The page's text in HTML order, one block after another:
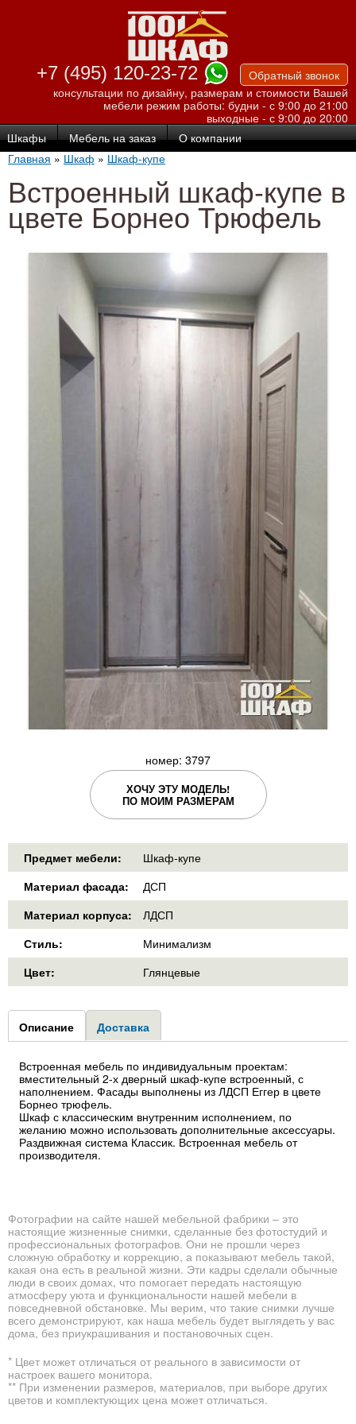
Перейти к
основному
содержанию
+7 (495) 120-23-72
Обратный звонок
консультации по дизайну, размерам и стоимости Вашей
мебели режим работы: будни - с 9:00 до 21:00
выходные - с 9:00 до 20:00
Шкафы Мебель на заказ О компании
Главная » Шкаф » Шкаф-купе
Встроенный шкаф-купе в
цвете Борнео Трюфель
номер: 3797
ХОЧУ ЭТУ МОДЕЛЬ!
ПО МОИМ РАЗМЕРАМ
Предмет мебели:
Шкаф-купе
Материал фасада:
ДСП
Материал корпуса:
ЛДСП
Стиль:
Минимализм
Цвет:
Глянцевые
Group1
Описание (активная
вкладка)
Доставка
Встроенная мебель по индивидуальным проектам:
вместительный 2-х дверный шкаф-купе встроенный, с
наполнением. Фасады выполнены из ЛДСП Еггер в цвете
Борнео трюфель.
Шкаф с классическим внутренним исполнением, по
желанию можно использовать дополнительные аксессуары.
Раздвижная система Классик. Встроенная мебель от
производителя.
Фотографии на сайте нашей мебельной фабрики – это
настоящие жизненные снимки, сделанные без фотостудий и
профессиональных фотографов. Они не прошли через
сложную обработку и коррекцию, а показывают мебель такой,
какая она есть в реальной жизни. Эти кадры сделали обычные
люди в своих домах, что помогает передать настоящую
атмосферу уюта и функциональности нашей мебели в
повседневной обстановке. Мы верим, что такие снимки лучше
всего демонстрируют, как наша мебель будет выглядеть у вас
дома, без приукрашивания и постановочных сцен.
* Цвет может отличаться от реального в зависимости от
настроек вашего монитора.
** При изменении размеров, материалов, при выборе других
цветов и комплектующих цена может отличаться.